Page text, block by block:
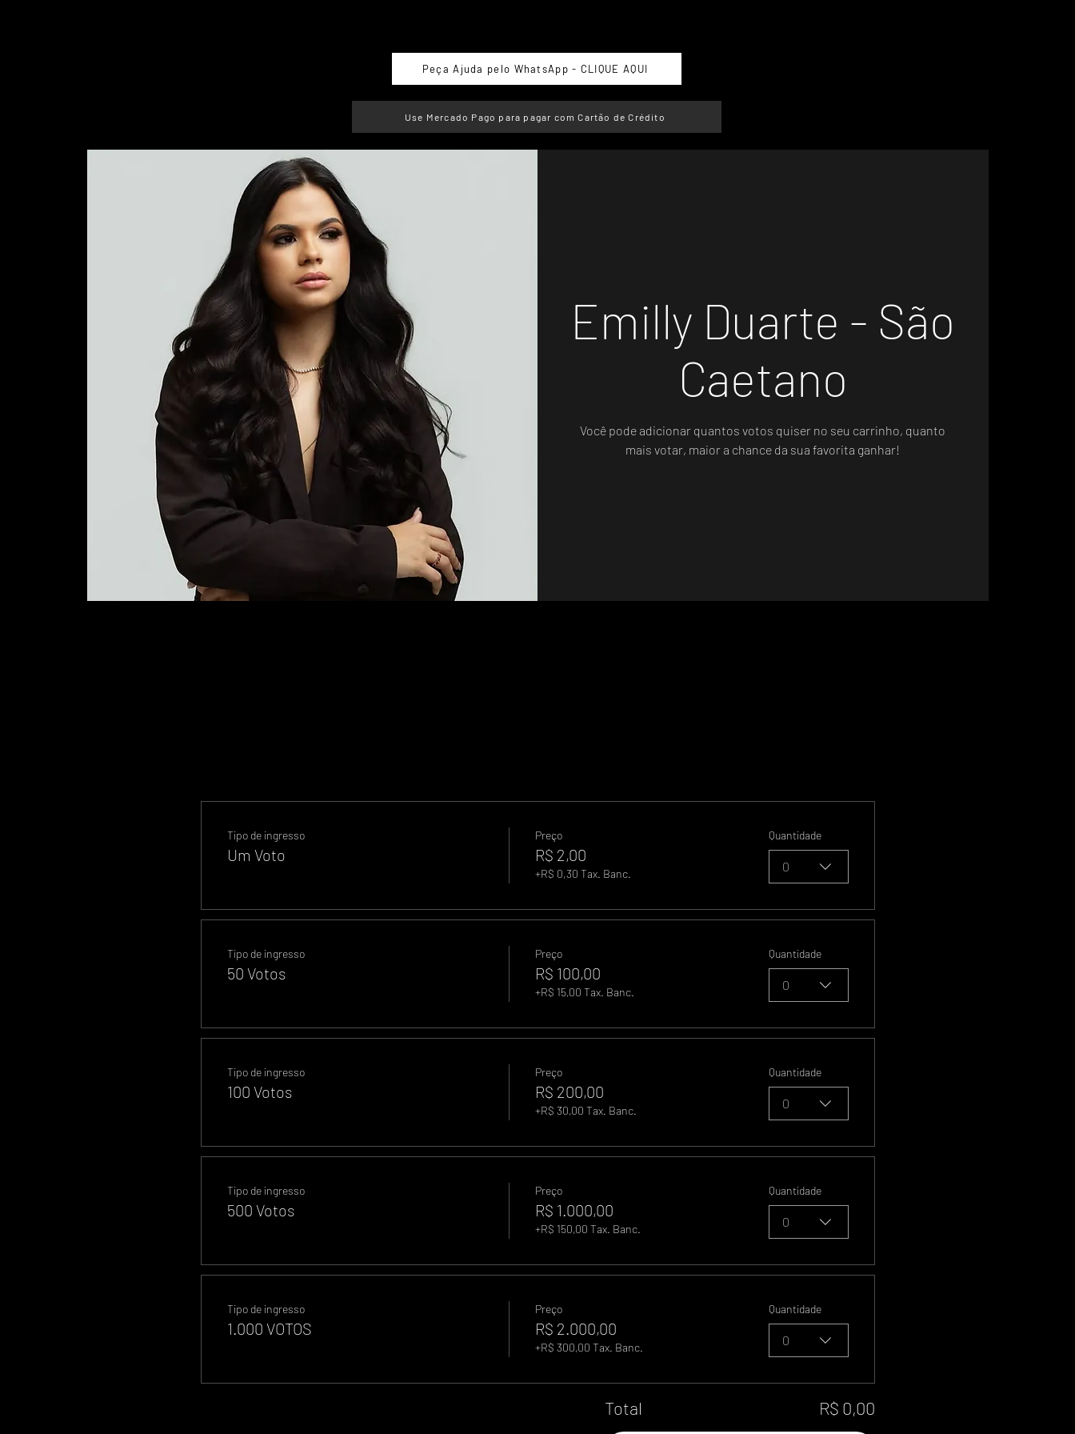
Peça Ajuda pelo WhatsApp - CLIQUE AQUI
Use Mercado Pago para pagar com Cartão de Crédito
Emilly Duarte - São
Caetano
Você pode adicionar quantos votos quiser no seu carrinho, quanto
mais votar, maior a chance da sua favorita ganhar!
Tipo de ingresso
Um Voto
Preço
R$ 2,00
+R$ 0,30 Tax. Banc.
Quantidade
0
Tipo de ingresso
50 Votos
Preço
R$ 100,00
+R$ 15,00 Tax. Banc.
Quantidade
0
Tipo de ingresso
100 Votos
Preço
R$ 200,00
+R$ 30,00 Tax. Banc.
Quantidade
0
Tipo de ingresso
500 Votos
Preço
R$ 1.000,00
+R$ 150,00 Tax. Banc.
Quantidade
0
Tipo de ingresso
1.000 VOTOS
Preço
R$ 2.000,00
+R$ 300,00 Tax. Banc.
Quantidade
0
Total R$ 0,00